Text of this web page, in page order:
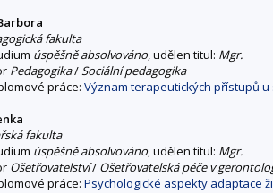
fakulta
úspěšně absolvováno, udělen titul: Mgr.
Pedagogika/Sociální pedagogika
práce: Význam terapeutických přístupů
fakulta
úspěšně absolvováno, udělen titul: Mgr.
Ošetřovatelství/ Ošetřovatelská péče v
práce: Psychologické aspekty adaptace